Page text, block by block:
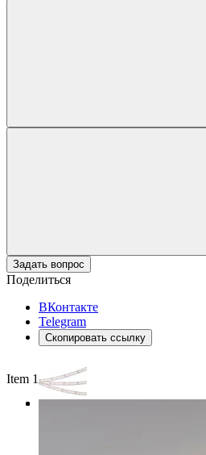
Задать вопрос
Поделиться
ВКонтакте
Telegram
Скопировать ссылку
Item 1 of 3